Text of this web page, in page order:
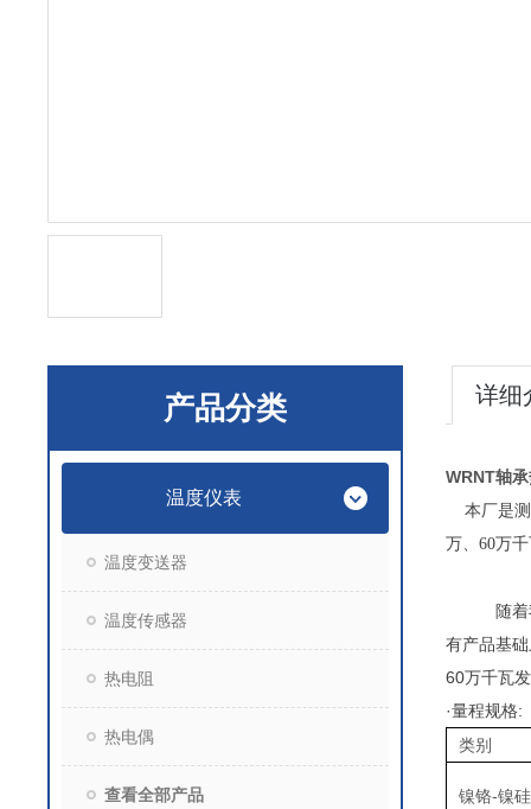
产品分类
温度仪表
温度变送器
温度传感器
热电阻
热电偶
查看全部产品
详细
WRNT轴
本厂是测
万、60万
随着我国
有产品基
60万千瓦
·量程规格:
类别
镍铬-镍硅